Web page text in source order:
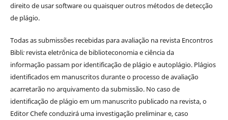
direito de usar software ou quaisquer outros métodos de detecção
de plágio.
Todas as submissões recebidas para avaliação na revista Encontros
Bibli: revista eletrônica de biblioteconomia e ciência da
informaçãopassam por identificação de plágio e autoplágio. Plágios
identificados em manuscritos durante o processo de avaliação
acarretarão no arquivamento da submissão. No caso de
identificação de plágio em um manuscrito publicado na revista, o
Editor Chefe conduzirá uma investigação preliminar e, caso